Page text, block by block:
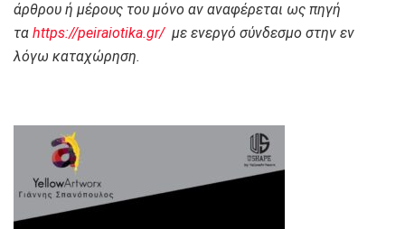
άρθρου ή μέρους του μόνο αν αναφέρεται ως πηγή
τα https://peiraiotika.gr/με ενεργό σύνδεσμο στην εν
λόγω καταχώρηση.